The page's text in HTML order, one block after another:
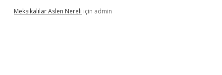
Meksikalılar Aslen Nereli için admin